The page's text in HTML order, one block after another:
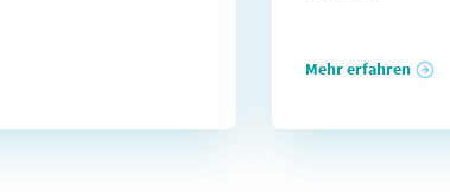
Mehr erfahren